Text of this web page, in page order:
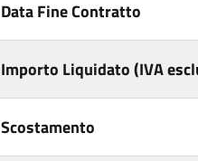
Data Fine Contratto
Importo Liquidato (IVA
Scostamento